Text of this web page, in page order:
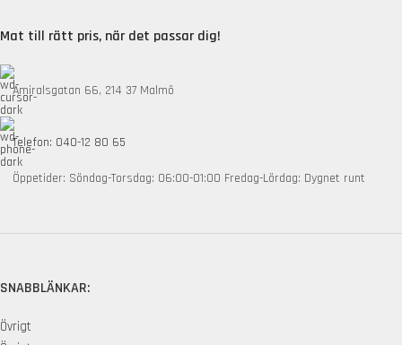
Mat till rätt pris, när det passar dig!
Amiralsgatan 66, 214 37 Malmö
Telefon: 040-12 80 65
Öppetider: Söndag-Torsdag: 06:00-01:00 Fredag-Lördag: Dygnet runt
SNABBLÄNKAR:
Övrigt